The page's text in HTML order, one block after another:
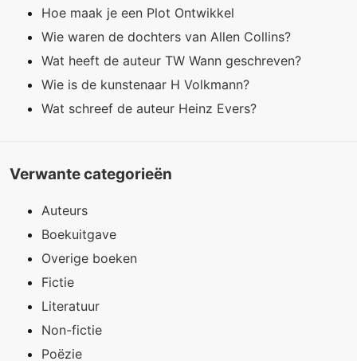
Hoe maak je een Plot Ontwikkel
Wie waren de dochters van Allen Collins?
Wat heeft de auteur TW Wann geschreven?
Wie is de kunstenaar H Volkmann?
Wat schreef de auteur Heinz Evers?
Verwante categorieën
Auteurs
Boekuitgave
Overige boeken
Fictie
Literatuur
Non-fictie
Poëzie